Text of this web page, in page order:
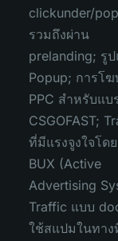
clickunder/
รวมถึงผ่าน
prelanding; รู
Popup; การโ
PPC สำหรับแบ
CSGOFAST;
ที่มีแรงจูงใจโด
BUX (Active
Advertising
Traffic แบบ
ใช้สแปมในทาง